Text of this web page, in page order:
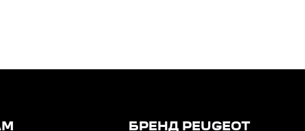
БРЕНД PEUGEOT